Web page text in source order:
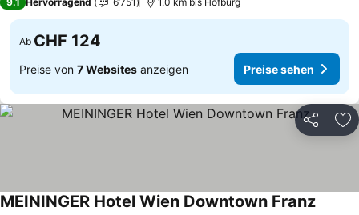
Ab CHF 124
Preise von 7 Websites anzeigen Preise sehen
Teilen
MEININGER Hotel Wien Downtown Franz